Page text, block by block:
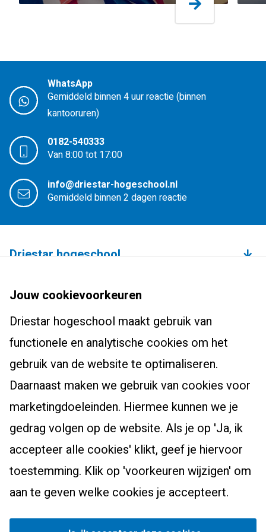
WhatsApp
Gemiddeld binnen 4 uur reactie (binnen
kantooruren)
0182-540333
Van 8:00 tot 17:00
info@driestar-hogeschool.nl
Gemiddeld binnen 2 dagen reactie
Driestar hogeschool
Studium Generale
Studentenhuisvesting
Onderzoekscentrum
Werken bij Driestar hogeschool
Contact
Bachelors
Leraar basisonderwijs (pabo)
Leraar voortgezet onderwijs
Pedagogiek
Studiekeuzehulp
Masters, Ad en post-hbo
Ad-PEP
Post-hbo-opleidingen
Masters
Voor studenten
Info werkplekleren
Bibliotheek
Eduweb
Alumni
Nascholingsaanbod
Overstappen naar het onderwijs?
Zij-instroom leraar basisonderwijs
Zij-instroom leraar voortgezet onderwijs
Driestar.Contact.Facebook
Driestar.Contact.Instagram
Driestar.Contact.WhatsApp
Privacy
Cookievoorkeuren beheren
Driestar hogeschool. Voor alle data geldt: Deo
Jouw cookievoorkeuren
Driestar hogeschool maakt gebruik van
functionele en analytische cookies om het
gebruik van de website te optimaliseren.
Daarnaast maken we gebruik van cookies voor
marketingdoeleinden. Hiermee kunnen we je
gedrag volgen op de website. Als je op 'Ja, ik
accepteer alle cookies' klikt, geef je hiervoor
toestemming. Klik op 'voorkeuren wijzigen' om
aan te geven welke cookies je accepteert.